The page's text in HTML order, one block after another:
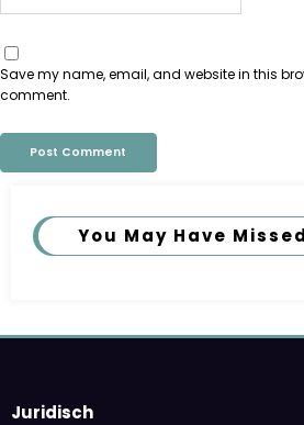
Save my name, email, and website in this
comment.
You May Have Missed
Juridisch